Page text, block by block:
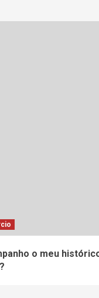
o meu